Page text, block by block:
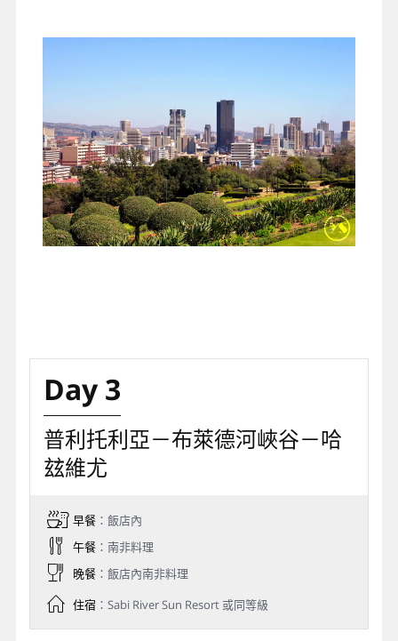
Day 3
普利托利亞－布萊德河峽谷－哈
玆維尤
早餐：飯店內
午餐：南非料理
晚餐：飯店內南非料理
住宿：Sabi River Sun Resort 或同等級